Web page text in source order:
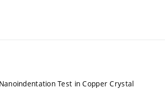
Test in Copper Crystal